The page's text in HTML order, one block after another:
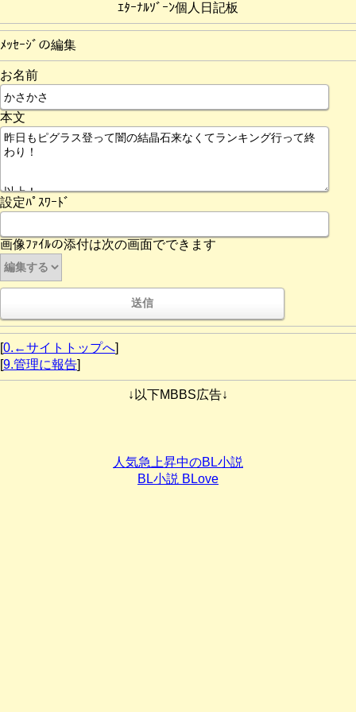
ｴﾀｰﾅﾙｿﾞｰﾝ個人日記板
ﾒｯｾｰｼﾞの編集
お名前
本文
設定ﾊﾟｽﾜｰﾄﾞ
画像ﾌｧｲﾙの添付は次の画面でできます
[0.←サイトトップへ]
[9.管理に報告]
↓以下MBBS広告↓
人気急上昇中のBL小説
BL小説 BLove